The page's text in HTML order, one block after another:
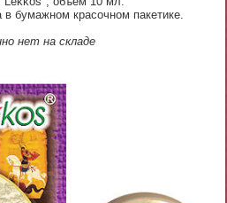
в бумажном красочном пакетике.
нет на складе